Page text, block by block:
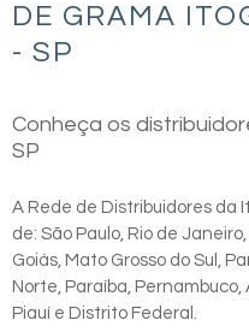
DE GRAMA
- SP
Conheça os
SP
A Rede de Distribuidores da
de: São Paulo, Rio de
Goiás, Mato Grosso do Sul,
Norte, Paraíba,
Piauí e Distrito Federal.